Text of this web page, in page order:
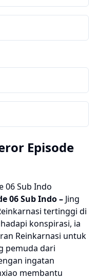
Episode
06 Sub Indo
06Sub Indo – Jing
tertinggi di
konspirasi, ia
Reinkarnasi untuk
pemuda dari
ingatan
membantu